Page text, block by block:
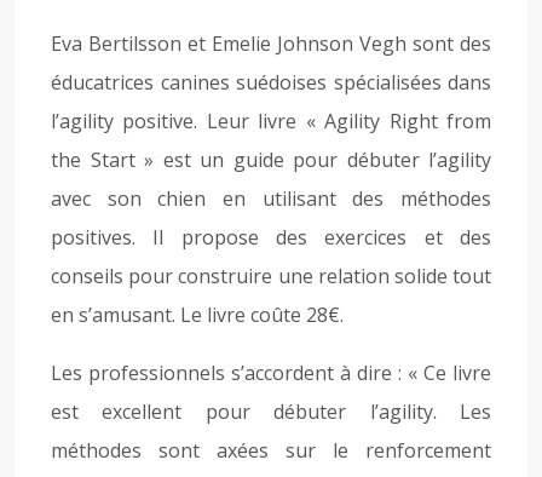
Eva Bertilsson et Emelie Johnson Vegh sont des
éducatrices canines suédoises spécialisées dans
l’agility positive. Leur livre « Agility Right from
the Start » est un guide pour débuter l’agility
avec son chien en utilisant des méthodes
positives. Il propose des exercices et des
conseils pour construire une relation solide tout
en s’amusant. Le livre coûte 28€.
Les professionnels s’accordent à dire : « Ce livre
est excellent pour débuter l’agility. Les
méthodes sont axées sur le renforcement